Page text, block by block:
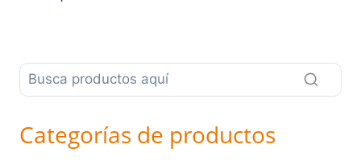
Categorías de productos